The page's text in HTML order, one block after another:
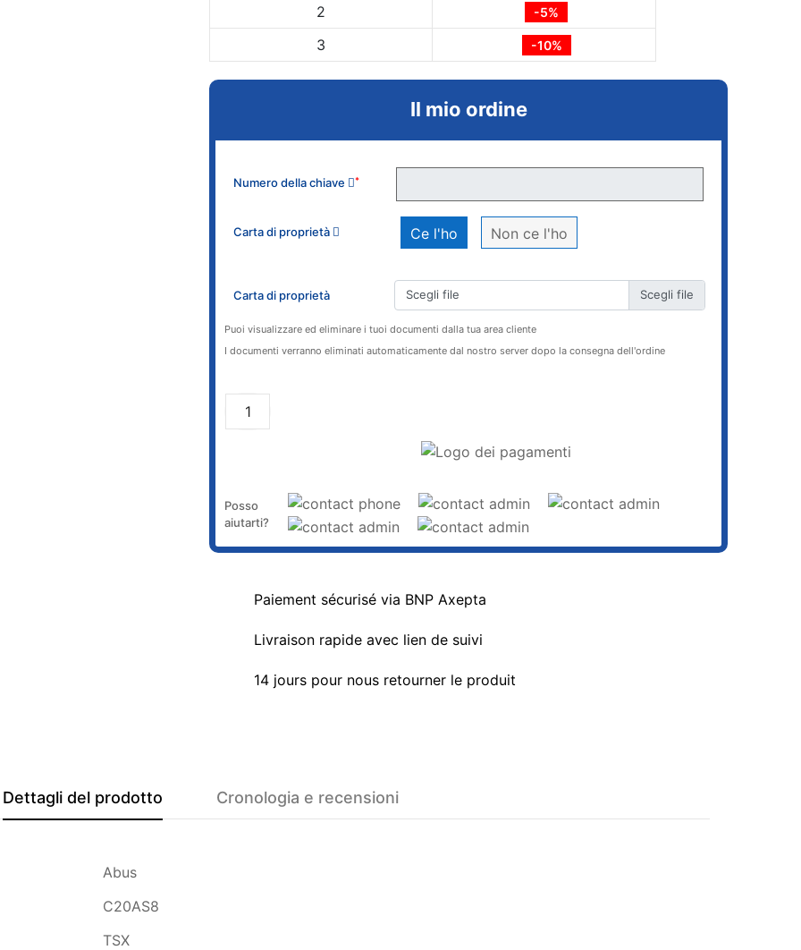
2
-5%
3 -10%
Il mio ordine
Numero della chiave *
Carta di proprietà Ce l'ho Non ce l'ho
Carta di proprietà Scegli file
Puoi visualizzare ed eliminare i tuoi documenti dalla tua area cliente
I documenti verranno eliminati automaticamente dal nostro server dopo la consegna dell'ordine
Posso
aiutarti?
Paiement sécurisé via BNP Axepta
Livraison rapide avec lien de suivi
14 jours pour nous retourner le produit
Dettagli del prodotto Cronologia e recensioni
Abus
C20AS8
TSX